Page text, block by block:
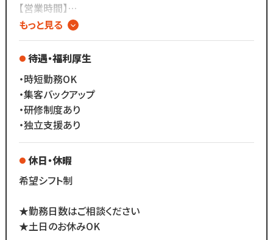
□ ママさんスタッフ多数活躍中
□ 時短スタッフでも月収50万円可能
□完全自由シフト制
＝＝＝＝＝＝
＜ 主な業務内容 ＞
・カウンセリング
・アイラッシュ・アイブロウの施術
【メニュー】
・眉ワックス／眉スタイリング
・フェイスワックス
【営業時間】
9:00～20:00
／／
ライフスタイルに合わせた
働き方が可能！
頑張った分だけ
収入アップに直結します！
＼＼
もっと見る
待遇・福利厚生
・時短勤務OK
・集客バックアップ
・研修制度あり
・独立支援あり
休日・休暇
希望シフト制
★勤務日数はご相談ください
★土日のお休みOK